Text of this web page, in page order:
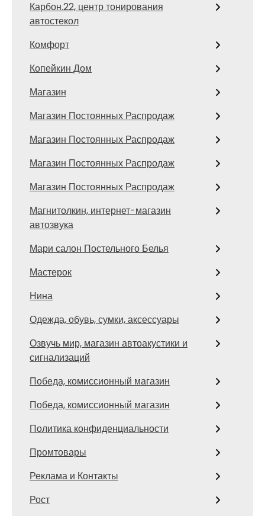
Карбон.22, центр тонирования
автостекол
Комфорт
Копейкин Дом
Магазин
Магазин Постоянных Распродаж
Магазин Постоянных Распродаж
Магазин Постоянных Распродаж
Магазин Постоянных Распродаж
Магнитолкин, интернет-магазин
автозвука
Мари салон Постельного Белья
Мастерок
Нина
Одежда, обувь, сумки, аксессуары
Озвучь мир, магазин автоакустики и
сигнализаций
Победа, комиссионный магазин
Победа, комиссионный магазин
Политика конфиденциальности
Промтовары
Реклама и Контакты
Рост